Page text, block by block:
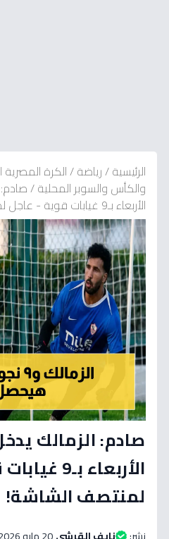
الرئيسية/رياضة/الكرة المصرية
والكأس والسوبر المحلية/
الأربعاء بـ9 غيابات قوية - عاجل لمنتصف الشاشة!
صادم: الزمالك
الأربعاء
لمنتصف الشاشة!